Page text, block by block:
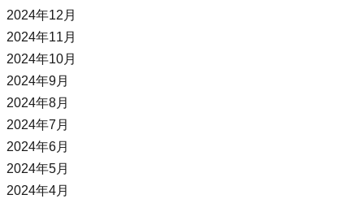
2024年12月
2024年11月
2024年10月
2024年9月
2024年8月
2024年7月
2024年6月
2024年5月
2024年4月